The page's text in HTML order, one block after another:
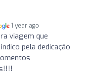
1 year ago
viagem que
pela dedicação